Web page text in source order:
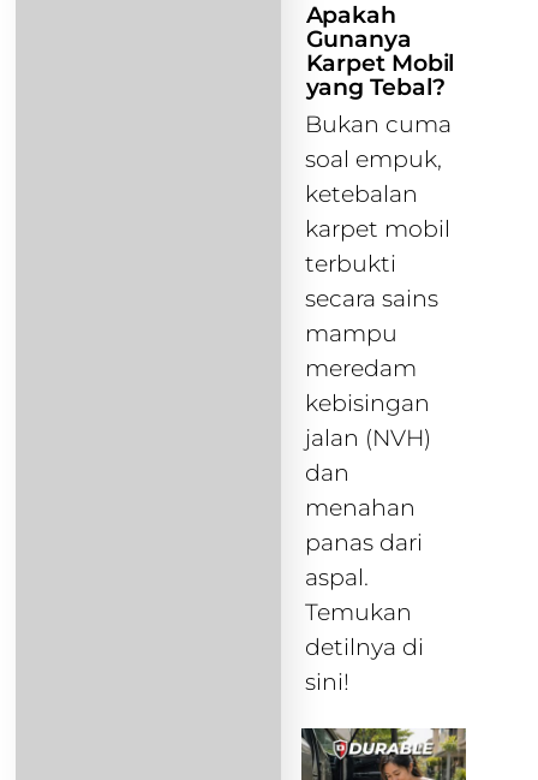
Apakah
Gunanya
Karpet Mobil
yang Tebal?
Bukan cuma
soal empuk,
ketebalan
karpet mobil
terbukti
secara sains
mampu
meredam
kebisingan
jalan (NVH)
dan
menahan
panas dari
aspal.
Temukan
detilnya di
sini!